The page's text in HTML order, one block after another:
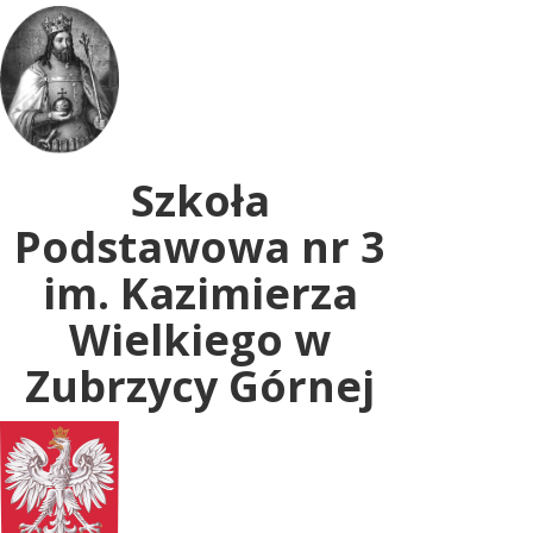
Uwaga:
ta
witryna
zawiera
system
dostępności.
Szkoła
Podstawowa nr 3
im. Kazimierza
Wielkiego w
Zubrzycy Górnej